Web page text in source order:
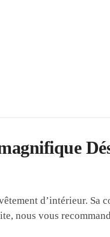
d’intérieur.
nous vous